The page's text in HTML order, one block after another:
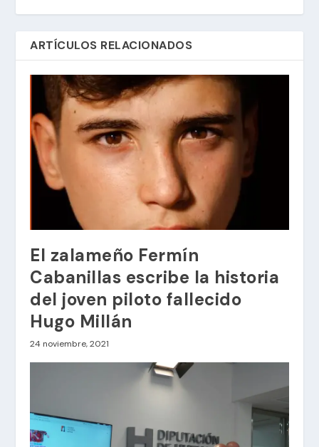
ARTÍCULOS RELACIONADOS
El zalameño Fermín
Cabanillas escribe la historia
del joven piloto fallecido
Hugo Millán
24 noviembre, 2021